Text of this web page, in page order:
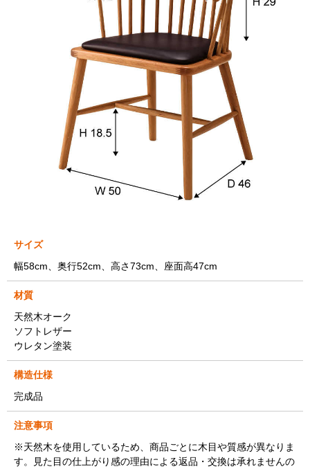
サイズ
幅58cm、奥行52cm、高さ73cm、座面高47cm
材質
天然木オーク
ソフトレザー
ウレタン塗装
構造仕様
完成品
注意事項
※天然木を使用しているため、商品ごとに木目や質感が異なりま
す。見た目の仕上がり感の理由による返品・交換は承れませんの